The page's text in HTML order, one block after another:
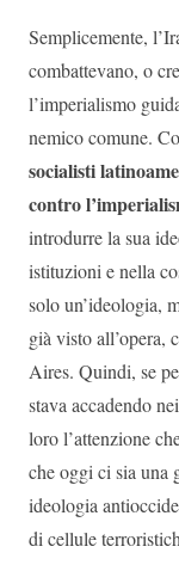
Semplicemente,
combattevano, o
l’imperialismo
nemico comune.
socialisti
contro
introdurre la sua
istituzioni e nella
solo un’ideologia,
già visto all’opera,
Aires. Quindi, se
stava accadendo
loro l’attenzione
che oggi ci sia una
ideologia
di cellule